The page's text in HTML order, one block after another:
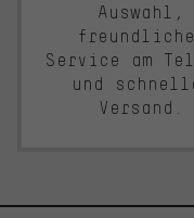
Auswahl,
Service am
und
Versand.